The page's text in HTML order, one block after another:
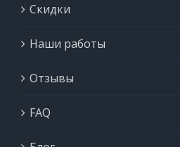
Скидки
Наши работы
Отзывы
FAQ